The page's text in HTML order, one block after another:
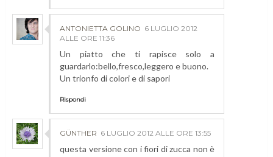
ANTONIETTA GOLINO 6 LUGLIO 2012
ALLE ORE 11:36
Un piatto che ti rapisce solo a
guardarlo:bello,fresco,leggero e buono.
Un trionfo di colori e di sapori
Rispondi
GÜNTHER 6 LUGLIO 2012 ALLE ORE 13:55
questa versione con i fiori di zucca non è